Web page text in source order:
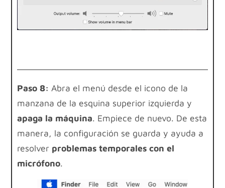
Paso 8: Abra el menú desde el icono de la
manzana de la esquina superior izquierda y
apaga la máquina. Empiece de nuevo. De esta
manera, la configuración se guarda y ayuda a
resolver problemas temporales con el
micrófono.